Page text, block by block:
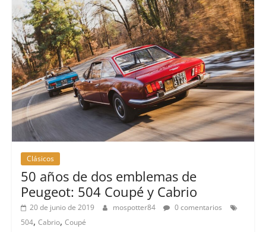
Clásicos
50 años de dos emblemas de
Peugeot: 504 Coupé y Cabrio
20 de junio de 2019 mospotter84
0 comentarios
504, Cabrio, Coupé